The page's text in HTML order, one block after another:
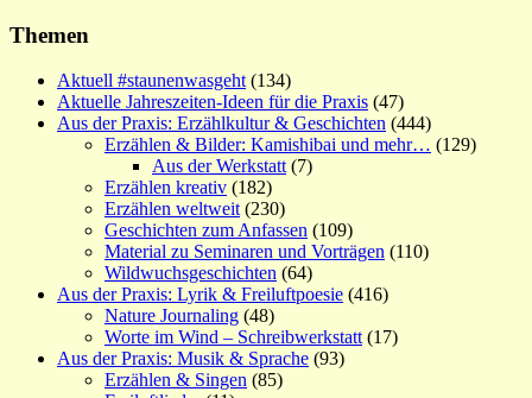
Themen
Aktuell #staunenwasgeht (134)
Aktuelle Jahreszeiten-Ideen für die Praxis (47)
Aus der Praxis: Erzählkultur & Geschichten (444)
Erzählen & Bilder: Kamishibai und mehr… (129)
Aus der Werkstatt (7)
Erzählen kreativ (182)
Erzählen weltweit (230)
Geschichten zum Anfassen (109)
Material zu Seminaren und Vorträgen (110)
Wildwuchsgeschichten (64)
Aus der Praxis: Lyrik & Freiluftpoesie (416)
Nature Journaling (48)
Worte im Wind – Schreibwerkstatt (17)
Aus der Praxis: Musik & Sprache (93)
Erzählen & Singen (85)